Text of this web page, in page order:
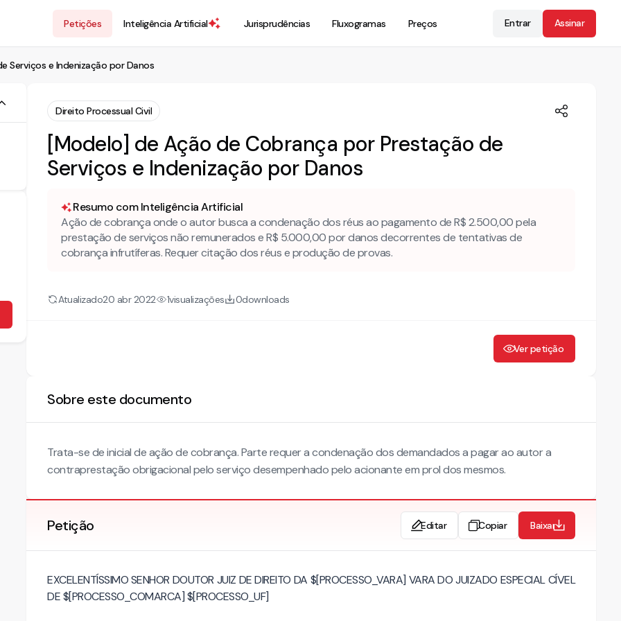
Petições Inteligência Artificial Jurisprudências Fluxogramas Preços Entrar Assinar
Serviços e Indenização por Danos
Direito Processual Civil
[Modelo] de Ação de Cobrança por Prestação de
Serviços e Indenização por Danos
Resumo com Inteligência Artificial
Ação de cobrança onde o autor busca a condenação dos réus ao pagamento de R$ 2.500,00 pela
prestação de serviços não remunerados e R$ 5.000,00 por danos decorrentes de tentativas de
cobrança infrutíferas. Requer citação dos réus e produção de provas.
Atualizado20 abr 2022 1visualizações 0downloads
Ver petição
Sobre este documento
Trata-se de inicial de ação de cobrança. Parte requer a condenação dos demandados a pagar ao autor a
contraprestação obrigacional pelo serviço desempenhado pelo acionante em prol dos mesmos.
Petição Editar Copiar Baixar
EXCELENTÍSSIMO SENHOR DOUTOR JUIZ DE DIREITO DA $[PROCESSO_VARA] VARA DO JUIZADO ESPECIAL CÍVEL
DE $[PROCESSO_COMARCA] $[PROCESSO_UF]